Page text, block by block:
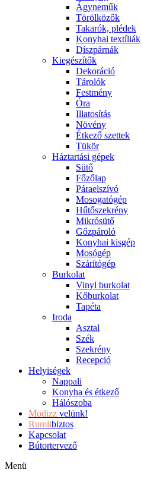
Ágyneműk
Törölközők
Takarók, plédek
Konyhai textíliák
Díszpárnák
Kiegészítők
Dekoráció
Tárolók
Festmény
Óra
Illatosítás
Növény
Étkező szettek
Tükör
Háztartási gépek
Sütő
Főzőlap
Páraelszívó
Mosogatógép
Hűtőszekrény
Mikrósütő
Gőzpároló
Konyhai kisgép
Mosógép
Szárítógép
Burkolat
Vinyl burkolat
Kőburkolat
Tapéta
Iroda
Asztal
Szék
Szekrény
Recepció
Helyiségek
Nappali
Konyha és étkező
Hálószoba
Modizz velünk!
Rumlibiztos
Kapcsolat
Bútortervező
Menü